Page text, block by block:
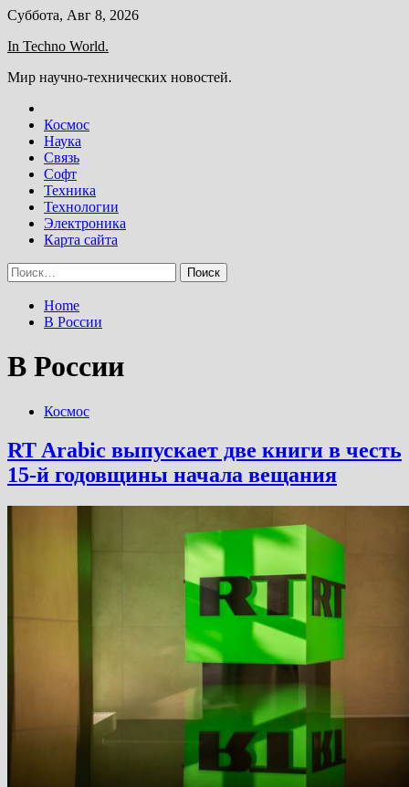
Skip
content
Суббота, Авг 8, 2026
In Techno World.
Мир научно-технических новостей.
Космос
Наука
Связь
Софт
Техника
Технологии
Электроника
Карта сайта
Найти:
Home
В России
В России
Космос
RT Arabic выпускает две книги в честь
15-й годовщины начала вещания